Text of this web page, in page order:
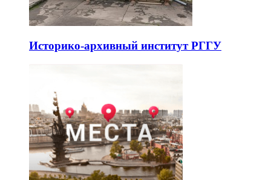
Историко-архивный институт РГГУ